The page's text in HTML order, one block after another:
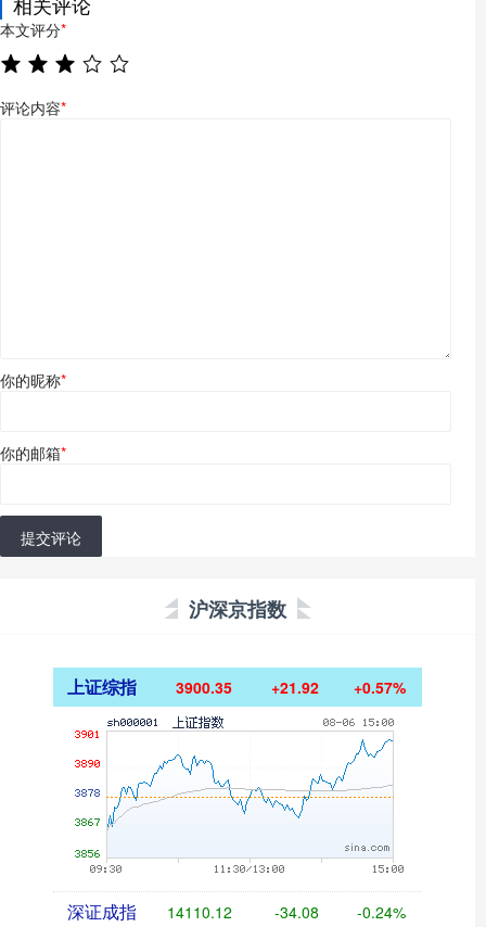
本文评分*
评论内容*
你的昵称*
你的邮箱*
提交评论
沪深京指数
上证综指 3900.35 +21.92 +0.57%
深证成指 14110.12 -34.08 -0.24%